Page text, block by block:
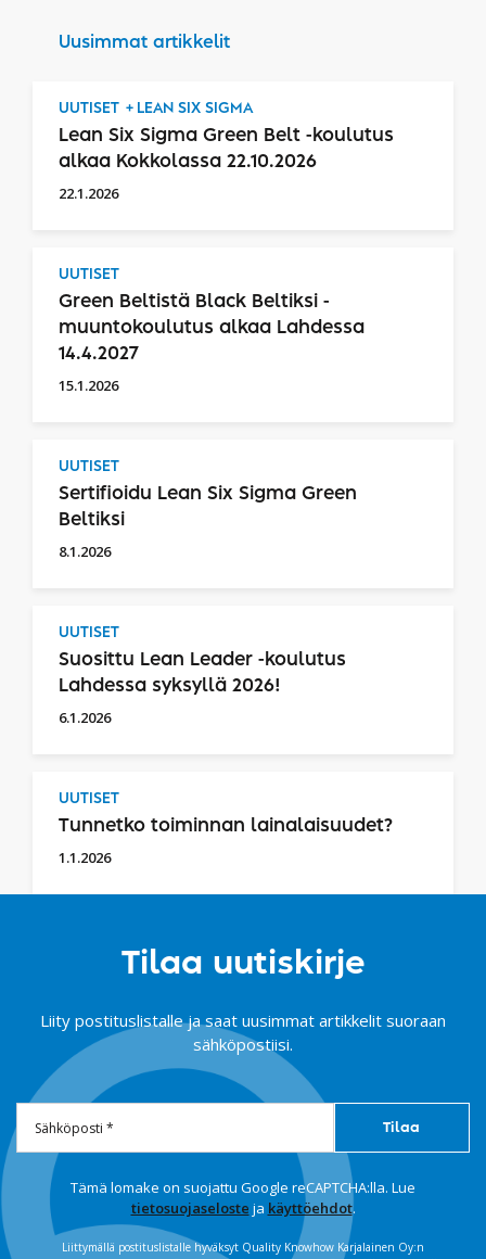
Uusimmat artikkelit
UUTISET LEAN SIX SIGMA
Lean Six Sigma Green Belt -koulutus
alkaa Kokkolassa 22.10.2026
22.1.2026
UUTISET
Green Beltistä Black Beltiksi -
muuntokoulutus alkaa Lahdessa
14.4.2027
15.1.2026
UUTISET
Sertifioidu Lean Six Sigma Green
Beltiksi
8.1.2026
UUTISET
Suosittu Lean Leader -koulutus
Lahdessa syksyllä 2026!
6.1.2026
UUTISET
Tunnetko toiminnan lainalaisuudet?
1.1.2026
Tilaa uutiskirje
Liity postituslistalle ja saat uusimmat artikkelit suoraan
sähköpostiisi.
Tämä lomake on suojattu Google reCAPTCHA:lla. Lue
tietosuojaseloste ja käyttöehdot.
Liittymällä postituslistalle hyväksyt Quality Knowhow Karjalainen Oy:n